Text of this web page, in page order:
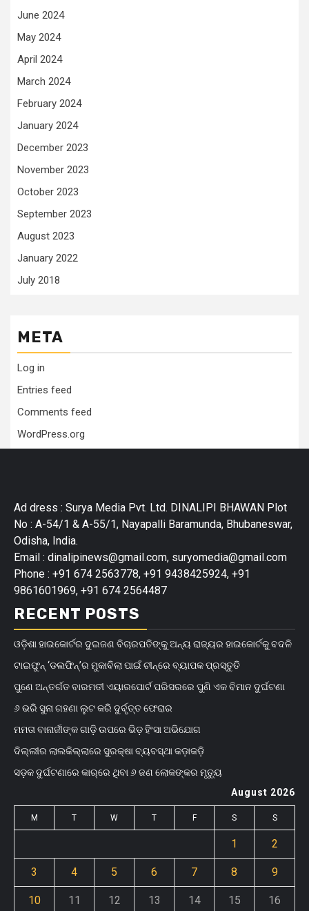
June 2024
May 2024
April 2024
March 2024
February 2024
January 2024
December 2023
November 2023
October 2023
September 2023
August 2023
January 2022
July 2018
META
Log in
Entries feed
Comments feed
WordPress.org
Ad dress : Surya Media Pvt. Ltd. DINALIPI BHAWAN Plot
No : A-54/1 & A-55/1, Nayapalli Baramunda, Bhubaneswar,
Odisha, India.
Email : dinalipinews@gmail.com, suryomedia@gmail.com
Phone : +91 674 2563778, +91 9438425924, +91
9861601969, +91 674 2564487
RECENT POSTS
ଓଡ଼ିଶା ହାଇକୋର୍ଟର ଦୁଇଜଣ ବିଚାରପତିଙ୍କୁ ଅନ୍ୟ ରାଜ୍ୟର ହାଇକୋର୍ଟକୁ ବଦଳି
ଟାଇଫୁନ୍ ‘ଡଲଫିନ୍’ର ମୁକାବିଲା ପାଇଁ ଚୀନ୍‌ରେ ବ୍ୟାପକ ପ୍ରସ୍ତୁତି
ପୁଣେ ଅନ୍ତର୍ଗତ ବାରମତୀ ଏୟାରପୋର୍ଟ ପରିସରରେ ପୁଣି ଏକ ବିମାନ ଦୁର୍ଘଟଣା
୬ ଭରି ସୁନା ଗହଣା ଲୁଟ କରି ଦୁର୍ବୃତ୍ତ ଫେରାର
ମମତା ବାନାର୍ଜୀଙ୍କ ଗାଡ଼ି ଉପରେ ଭିଡ଼ ହିଂସା ଅଭିଯୋଗ
ଦିଲ୍ଲୀର ଲାଲକିଲ୍ଲାରେ ସୁରକ୍ଷା ବ୍ୟବସ୍ଥା କଡ଼ାକଡ଼ି
ସଡ଼କ ଦୁର୍ଘଟଣାରେ କାର୍‌ରେ ଥିବା ୬ ଜଣ ଲୋକଙ୍କର ମୃତ୍ୟୁ
August 2026
M T W T F S S
1 2
3 4 5 6 7 8 9
10 11 12 13 14 15 16